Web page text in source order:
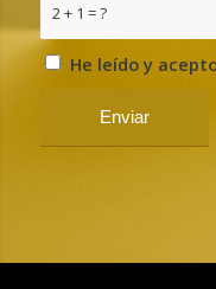
2 + 1 = ?
He leído y